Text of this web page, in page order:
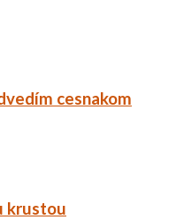
cesnakom
krustou